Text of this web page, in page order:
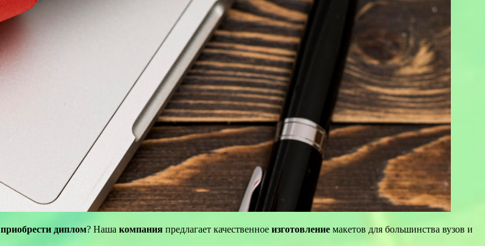
приобрести диплом? Наша компания предлагает качественное изготовление макетов для большинства вузов и